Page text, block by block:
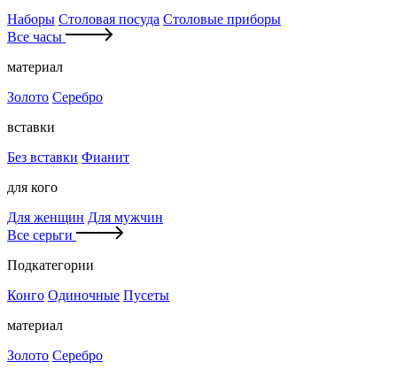
Наборы Столовая посуда Столовые приборы
Все часы
материал
Золото Серебро
вставки
Без вставки Фианит
для кого
Для женщин Для мужчин
Все серьги
Подкатегории
Конго Одиночные Пусеты
материал
Золото Серебро